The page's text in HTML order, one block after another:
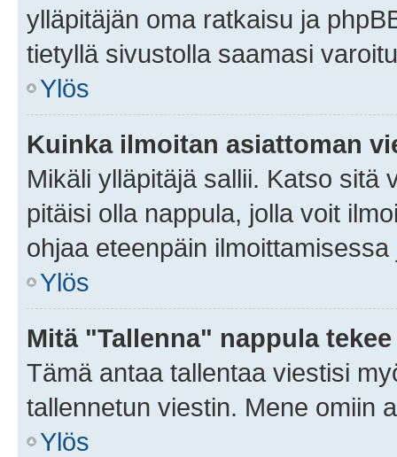
ylläpitäjän oma ratkaisu ja
tietyllä sivustolla saamasi
Ylös
Kuinka ilmoitan asiattoman
Mikäli ylläpitäjä sallii. Katso sitä
pitäisi olla nappula, jolla voit
ohjaa eteenpäin
Ylös
Mitä "Tallenna" nappula
Tämä antaa tallentaa viestisi
tallennetun viestin. Mene omiin
Ylös